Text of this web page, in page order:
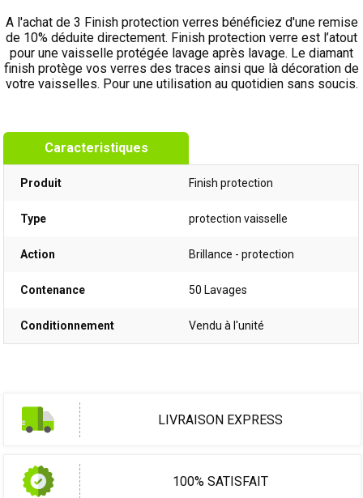
A l'achat de 3 Finish protection verres bénéficiez d'une remise
de 10% déduite directement. Finish protection verre est l’atout
pour une vaisselle protégée lavage après lavage. Le diamant
finish protège vos verres des traces ainsi que là décoration de
votre vaisselles. Pour une utilisation au quotidien sans soucis.
Caracteristiques
Produit Finish protection
Type protection vaisselle
Action Brillance - protection
Contenance 50 Lavages
Conditionnement Vendu à l'unité
LIVRAISON EXPRESS
100% SATISFAIT